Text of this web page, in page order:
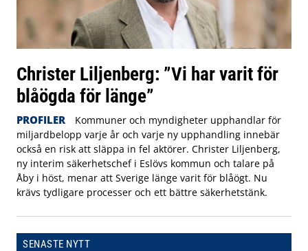
Christer Liljenberg: ”Vi har varit för
blåögda för länge”
PROFILER
Kommuner och myndigheter upphandlar för
miljardbelopp varje år och varje ny upphandling innebär
också en risk att släppa in fel aktörer. Christer Liljenberg,
ny interim säkerhetschef i Eslövs kommun och talare på
Åby i höst, menar att Sverige länge varit för blåögt. Nu
krävs tydligare processer och ett bättre säkerhetstänk.
SENASTE NYTT